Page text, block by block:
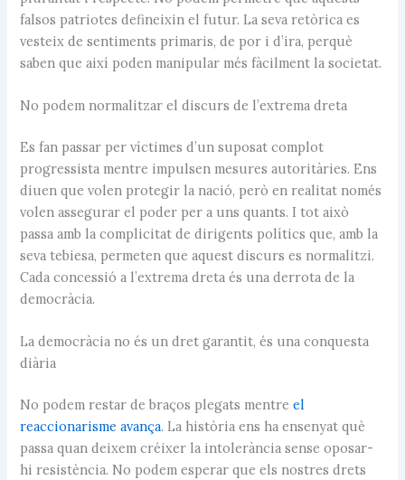
falsos patriotes defineixin el futur. La seva retòrica es
vesteix de sentiments primaris, de por i d’ira, perquè
saben que així poden manipular més fàcilment la societat.
No podem normalitzar el discurs de l’extrema dreta
Es fan passar per víctimes d’un suposat complot
progressista mentre impulsen mesures autoritàries. Ens
diuen que volen protegir la nació, però en realitat només
volen assegurar el poder per a uns quants. I tot això
passa amb la complicitat de dirigents polítics que, amb la
seva tebiesa, permeten que aquest discurs es normalitzi.
Cada concessió a l’extrema dreta és una derrota de la
democràcia.
La democràcia no és un dret garantit, és una conquesta
diària
No podem restar de braços plegats mentreel
reaccionarisme avança. La història ens ha ensenyat què
passa quan deixem créixer la intolerància sense oposar-
hi resistència. No podem esperar que els nostres drets